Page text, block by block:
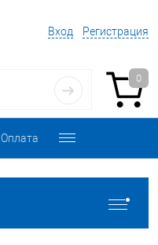
Вход Регистрация
0
Оплата